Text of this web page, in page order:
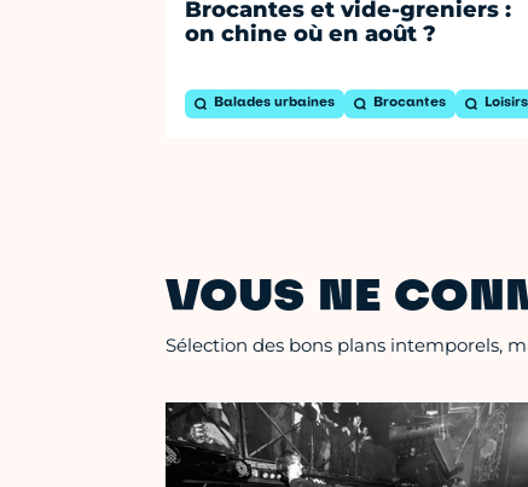
Brocantes et vide-greniers :
on chine où en août ?
Balades urbaines Brocantes Loisirs
VOUS NE
Sélection des bons plans intemporels,